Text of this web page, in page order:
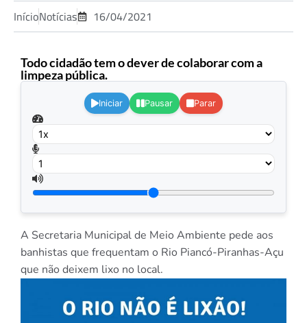
InícioNotícias 16/04/2021
Todo cidadão tem o dever de colaborar com a
limpeza pública.
Iniciar Pausar Parar
A Secretaria Municipal de Meio Ambiente pede aos
banhistas que frequentam o Rio Piancó-Piranhas-Açu
que não deixem lixo no local.